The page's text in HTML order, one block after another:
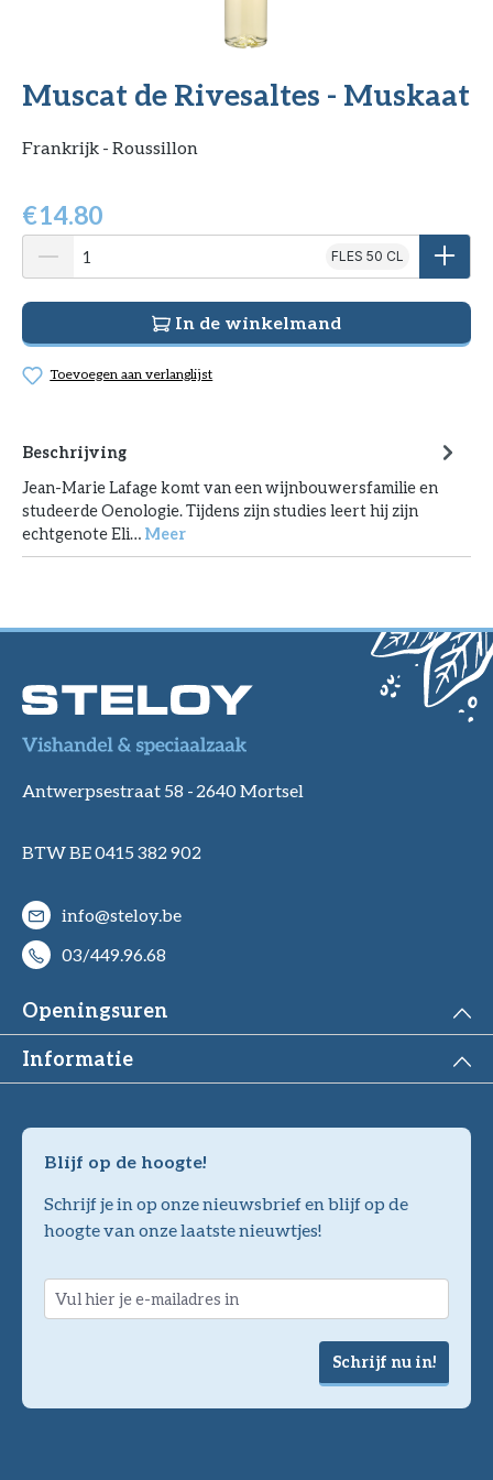
Muscat de Rivesaltes - Muskaat
Frankrijk - Roussillon
€14.80
FLES 50 CL
In de winkelmand
Toevoegen aan verlanglijst
Beschrijving
Jean-Marie Lafage komt van een wijnbouwersfamilie en
studeerde Oenologie. Tijdens zijn studies leert hij zijn
echtgenote Eli… Meer
Antwerpsestraat 58 - 2640 Mortsel
BTW BE 0415 382 902
info@steloy.be
03/449.96.68
Openingsuren
Informatie
Blijf op de hoogte!
Schrijf je in op onze nieuwsbrief en blijf op de
hoogte van onze laatste nieuwtjes!
Schrijf nu in!